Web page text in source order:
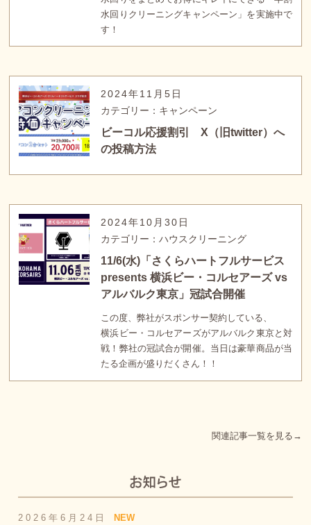
水回りクリーニングキャンペーン」を実施中で
す！
2024年11月5日
カテゴリー：キャンペーン
ビーコル応援割引 X（旧twitter）へ
の投稿方法
2024年10月30日
カテゴリー：ハウスクリーニング
11/6(水)「さくらハートフルサービス
presents 横浜ビー・コルセアーズ vs
アルバルク東京」冠試合開催
この度、弊社がスポンサー契約している、
横浜ビー・コルセアーズがアルバルク東京と対
戦！弊社の冠試合が開催。当日は豪華商品が当
たる企画が盛りだくさん！！
関連記事一覧を見る→
2026年6月24日
NEW